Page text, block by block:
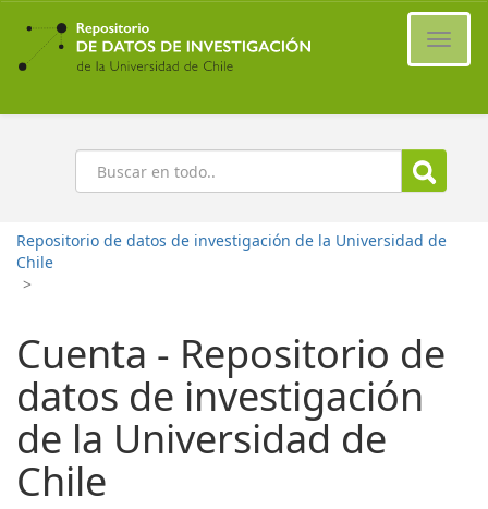
Ir
contenido
principal
Buscar
Repositorio de datos de investigación de la Universidad de
Chile
>
Cuenta - Repositorio de
datos de investigación
de la Universidad de
Chile